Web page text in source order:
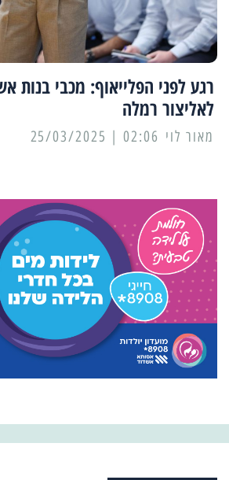
רגע לפני הפלייאוף: מכבי בנות
לאליצור רמלה
מאור לוי 02:06 | 25/03/2025